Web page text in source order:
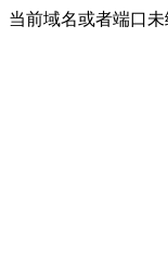
当前域名或者端口